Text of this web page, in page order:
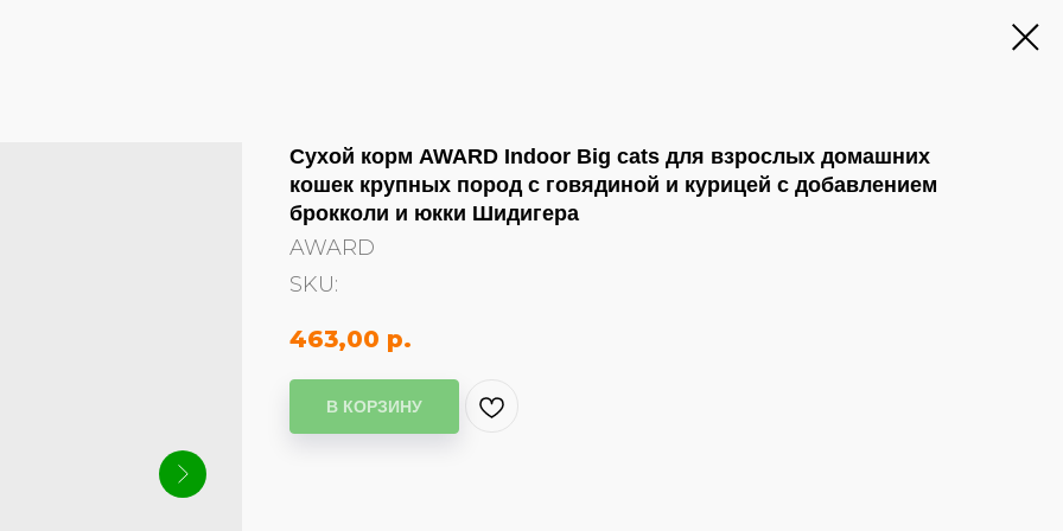
Сухой корм AWARD Indoor Big cats для взрослых домашних
кошек крупных пород с говядиной и курицей с добавлением
брокколи и юкки Шидигера
AWARD
SKU:
463,00 р.
В КОРЗИНУ